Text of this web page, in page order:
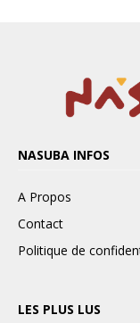
NASUBA INFOS
A Propos
Contact
Politique de
LES PLUS LUS